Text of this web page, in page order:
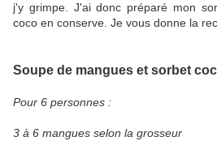
j'y grimpe. J'ai donc préparé mon
coco en conserve. Je vous donne la
Soupe de mangues et sorbet
Pour 6 personnes :
3 à 6 mangues selon la grosseur